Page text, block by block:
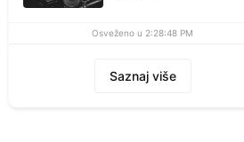
Osveženo u 2:28:48 PM
Saznaj više